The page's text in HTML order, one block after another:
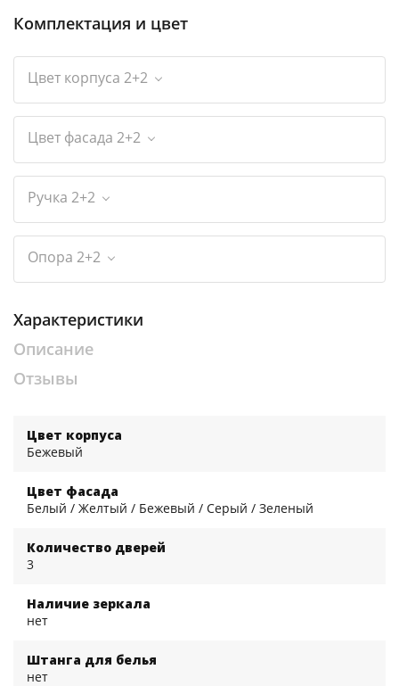
Комплектация и цвет
Цвет корпуса 2+2
Цвет фасада 2+2
Ручка 2+2
Опора 2+2
Характеристики
Описание
Отзывы
Цвет корпуса
Бежевый
Цвет фасада
Белый / Желтый / Бежевый / Серый / Зеленый
Количество дверей
3
Наличие зеркала
нет
Штанга для белья
нет